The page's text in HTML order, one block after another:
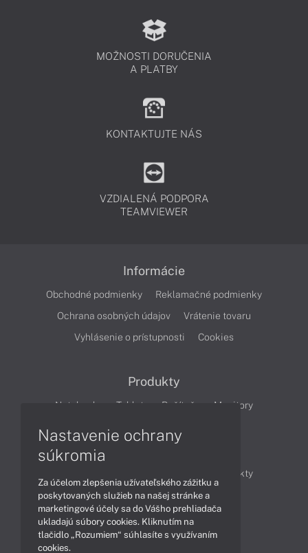
MOŽNOSTI DORUČENIA
A PLATBY
KONTAKTUJTE NÁS
VZDIALENÁ PODPORA
TEAMVIEWER
Informácie
Obchodné podmienky
Reklamačné podmienky
Ochrana osobných údajov
Vrátenie tovaru
Vyhlásenie o prístupnosti
Cookies
Produkty
Notebooky Tablety Počítače Monitory
Produkty
Technológie
Videá
Obsah
Nastavenie ochrany
súkromia
Za účelom zlepšenia užívateľského zážitku a
poskytovaných služieb na našej stránke a
marketingové účely sa do Vášho prehliadača
ukladajú súbory cookies. Kliknutím na
tlačidlo „Rozumiem“ súhlasíte s využívaním
cookies.